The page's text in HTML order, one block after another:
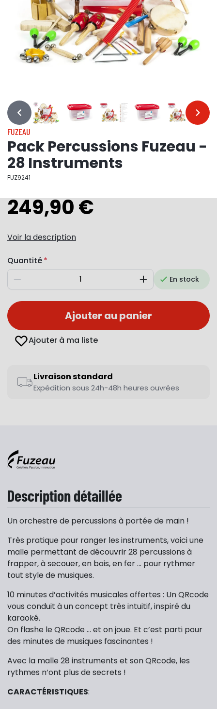
… …
FUZEAU
Pack Percussions Fuzeau -
28 Instruments
FUZ9241
249,90 €
Voir la description
Quantité
Diminuer AugmenterEn stock
Ajouter au panier
Ajouter à ma liste
Livraison standard
Expédition sous 24h-48h heures ouvrées
Description détaillée
Un orchestre de percussions à portée de main !
Très pratique pour ranger les instruments, voici une
malle permettant de découvrir 28 percussions à
frapper, à secouer, en bois, en fer … pour rythmer
tout style de musiques.
10 minutes d’activités musicales offertes : Un QRcode
vous conduit à un concept très intuitif, inspiré du
karaoké.
On flashe le QRcode … et on joue. Et c’est parti pour
des minutes de musiques fascinantes !
Avec la malle 28 instruments et son QRcode, les
rythmes n’ont plus de secrets !
CARACTÉRISTIQUES: